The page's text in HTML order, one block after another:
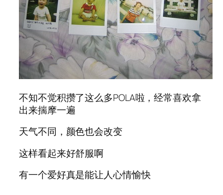
不知不觉积攒了这么多POLA啦，经常喜欢拿
出来揣摩一遍
天气不同，颜色也会改变
这样看起来好舒服啊
有一个爱好真是能让人心情愉快